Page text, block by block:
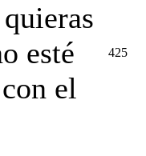
esté
el
425